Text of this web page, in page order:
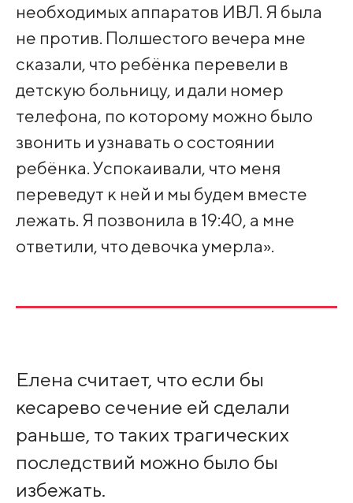
необходимых аппаратов ИВЛ. Я была
не против. Полшестого вечера мне
сказали, что ребёнка перевели в
детскую больницу, и дали номер
телефона, по которому можно было
звонить и узнавать о состоянии
ребёнка. Успокаивали, что меня
переведут к ней и мы будем вместе
лежать. Я позвонила в 19:40, а мне
ответили, что девочка умерла».
Елена считает, что если бы
кесарево сечение ей сделали
раньше, то таких трагических
последствий можно было бы
избежать.